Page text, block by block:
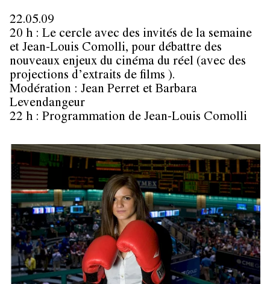
22.05.09
20 h : Le cercle avec des invités de la semaine
et Jean-Louis Comolli, pour débattre des
nouveaux enjeux du cinéma du réel (avec des
projections d’extraits de films ).
Modération : Jean Perret et Barbara
Levendangeur
22 h : Programmation de Jean-Louis Comolli